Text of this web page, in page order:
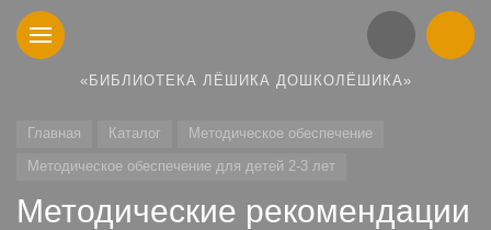
«БИБЛИОТЕКА ЛЁШИКА ДОШКОЛЁШИКА»
Главная Каталог
Методическое обеспечение
Методическое обеспечение для детей 2-3 лет
Методические рекомендации